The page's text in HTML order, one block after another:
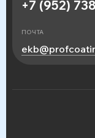
+7 (952)
ПОЧТА